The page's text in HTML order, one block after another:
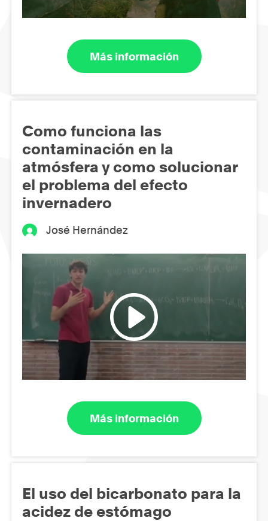
Más información
Como funciona las
contaminación en la
atmósfera y como solucionar
el problema del efecto
invernadero
José Hernández
Más información
El uso del bicarbonato para la
acidez de estómago